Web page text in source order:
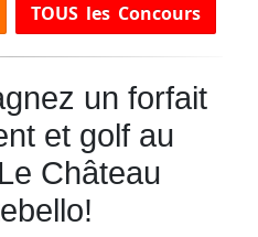
TOUS les Concours
un forfait
et golf au
Château